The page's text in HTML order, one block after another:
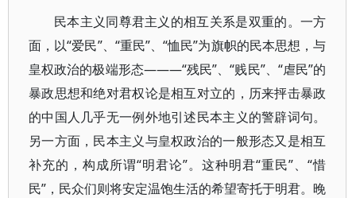
民本主义同尊君主义的相互关系是双重的。一方
面，以“爱民”、“重民”、“恤民”为旗帜的民本思想，与
皇权政治的极端形态———“残民”、“贱民”、“虐民”的
暴政思想和绝对君权论是相互对立的，历来抨击暴政
的中国人几乎无一例外地引述民本主义的警辟词句。
另一方面，民本主义与皇权政治的一般形态又是相互
补充的，构成所谓“明君论”。这种明君“重民”、“惜
民”，民众们则将安定温饱生活的希望寄托于明君。晚